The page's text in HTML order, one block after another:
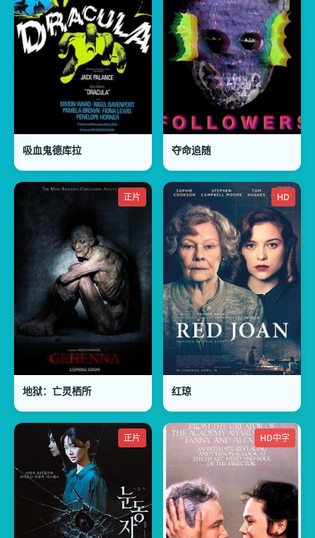
吸血鬼德库拉 夺命追随
正片
地狱：亡灵栖所
HD
红琼
正片 HD中字